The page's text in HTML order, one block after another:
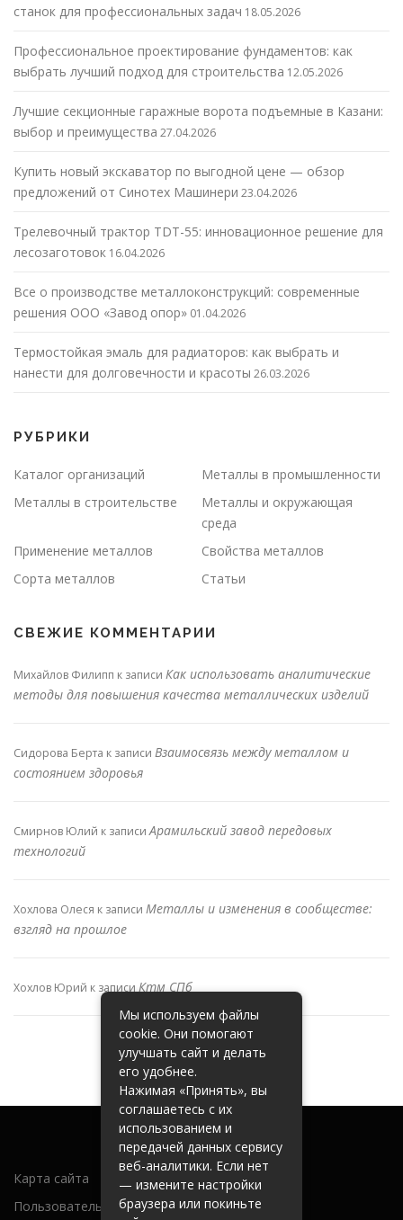
станок для профессиональных задач 18.05.2026
Профессиональное проектирование фундаментов: как
выбрать лучший подход для строительства 12.05.2026
Лучшие секционные гаражные ворота подъемные в Казани:
выбор и преимущества 27.04.2026
Купить новый экскаватор по выгодной цене — обзор
предложений от Синотех Машинери 23.04.2026
Трелевочный трактор TDT-55: инновационное решение для
лесозаготовок 16.04.2026
Все о производстве металлоконструкций: современные
решения ООО «Завод опор» 01.04.2026
Термостойкая эмаль для радиаторов: как выбрать и
нанести для долговечности и красоты 26.03.2026
РУБРИКИ
Каталог организаций
Металлы в промышленности
Металлы в строительстве
Металлы и окружающая
среда
Применение металлов
Свойства металлов
Сорта металлов
Статьи
СВЕЖИЕ КОММЕНТАРИИ
Михайлов Филипп к записи Как использовать аналитические
методы для повышения качества металлических изделий
Сидорова Берта к записи Взаимосвязь между металлом и
состоянием здоровья
Смирнов Юлий к записиАрамильский завод передовых
технологий
Хохлова Олеся к записи Металлы и изменения в сообществе:
взгляд на прошлое
Хохлов Юрий к записи Ктм СПб
Карта сайта
Пользовательское соглашение
Мы используем файлы
cookie. Они помогают
улучшать сайт и делать
его удобнее.
Нажимая «Принять», вы
соглашаетесь с их
использованием и
передачей данных сервису
веб-аналитики. Если нет
— измените настройки
браузера или покиньте